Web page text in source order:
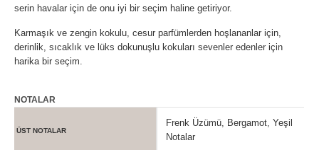
serin havalar için de onu iyi bir seçim haline getiriyor.
Karmaşık ve zengin kokulu, cesur parfümlerden hoşlananlar için,
derinlik, sıcaklık ve lüks dokunuşlu kokuları sevenler edenler için
harika bir seçim.
NOTALAR
ÜST NOTALAR
Frenk Üzümü, Bergamot, Yeşil
Notalar